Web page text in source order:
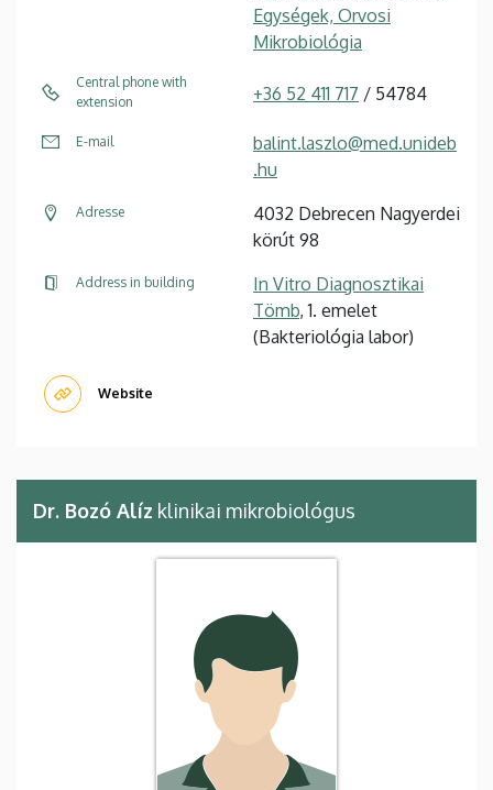
Egységek, Orvosi
Mikrobiológia
Central phone with
extension
+36 52 411 717 / 54784
E-mail
balint.laszlo@med.unideb
.hu
Adresse
4032 Debrecen Nagyerdei
körút 98
Address in building
In Vitro Diagnosztikai
Tömb, 1. emelet
(Bakteriológia labor)
Website
Dr. Bozó Alíz klinikai mikrobiológus